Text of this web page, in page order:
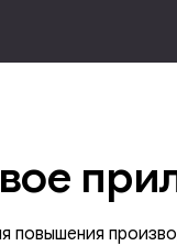
повышения